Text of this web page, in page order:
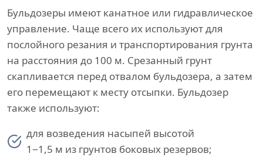
Бульдозеры имеют канатное или гидравлическое
управление. Чаще всего их используют для
послойного резания и транспортирования грунта
на расстояния до 100 м. Срезанный грунт
скапливается перед отвалом бульдозера, а затем
его перемещают к месту отсыпки. Бульдозер
также используют:
для возведения насыпей высотой
1−1,5 м из грунтов боковых резервов;